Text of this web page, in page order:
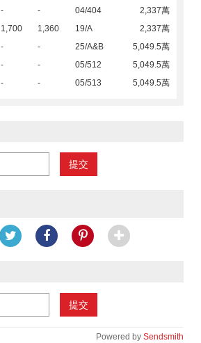
- - 04/404
2,337萬
1,700 1,360 19/A
2,337萬
- - 25/A&B
5,049.5萬
- - 05/512
5,049.5萬
- - 05/513 5,049.5萬
提交
提交
Powered by Sendsmith